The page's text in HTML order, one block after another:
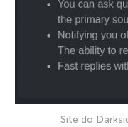
Site do